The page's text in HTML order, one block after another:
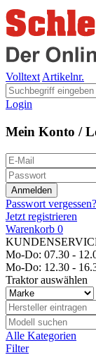
Volltext Artikelnr.
Login
Mein Konto /
Passwort vergessen?
Jetzt registrieren
Warenkorb 0
Mo-Do: 07.30 -
Mo-Do: 12.30 -
Traktor auswählen
Alle Kategorien
Filter